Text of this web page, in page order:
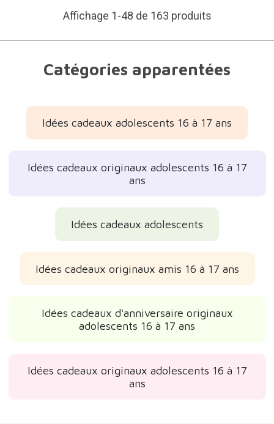
Affichage 1-48 de 163 produits
Catégories apparentées
Idées cadeaux adolescents 16 à 17 ans
Idées cadeaux originaux adolescents 16 à 17
ans
Idées cadeaux adolescents
Idées cadeaux originaux amis 16 à 17 ans
Idées cadeaux d'anniversaire originaux
adolescents 16 à 17 ans
Idées cadeaux originaux adolescents 16 à 17
ans